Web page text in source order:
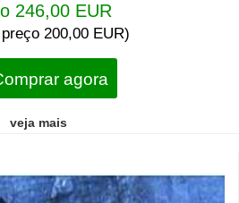
246,00 EUR
200,00 EUR)
agora
veja mais